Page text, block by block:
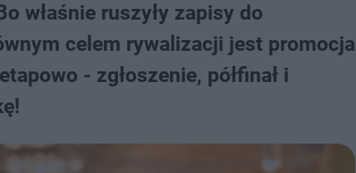
właśnie ruszyły zapisy do
celem rywalizacji jest promocja
- zgłoszenie, półfinał i